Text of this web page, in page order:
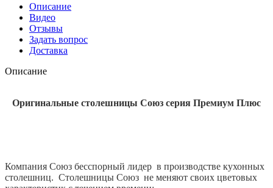
Описание
Видео
Отзывы
Задать вопрос
Доставка
Описание
Оригинальные столешницы Союз серия Премиум Плюс
Компания Союз бесспорный лидер в производстве кухонных
столешниц. Столешницы Союз не меняют своих цветовых